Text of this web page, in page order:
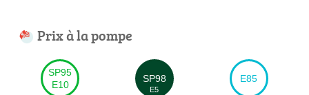
Prix à la pompe
SP95
E10
SP98
E5
E85